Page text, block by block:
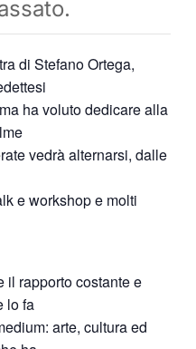
di Stefano Ortega,
ha voluto dedicare alla
vedrà alternarsi, dalle
e workshop e molti
il rapporto costante e
lo fa
arte, cultura ed